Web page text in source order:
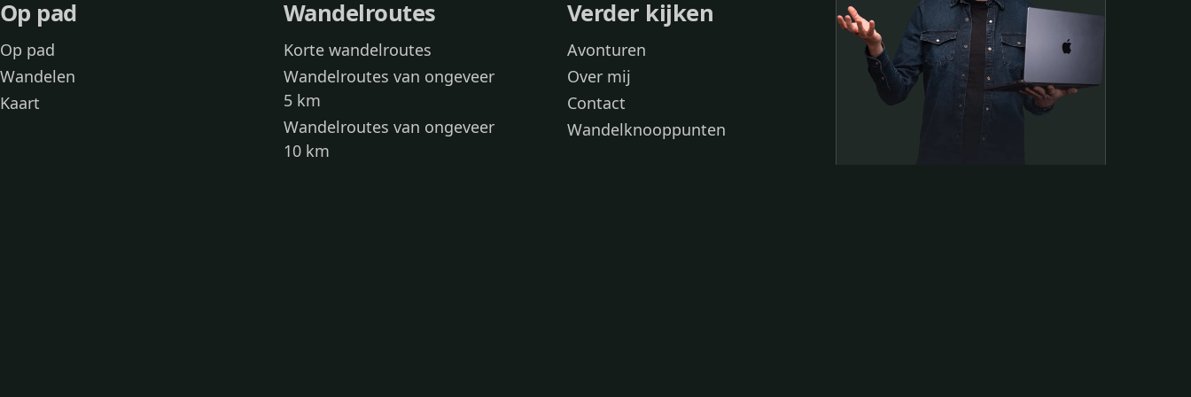
Op pad
Op pad
Wandelen
Kaart
Wandelroutes
Korte wandelroutes
Wandelroutes van ongeveer
5 km
Wandelroutes van ongeveer
10 km
Verder kijken
Avonturen
Over mij
Contact
Wandelknooppunten